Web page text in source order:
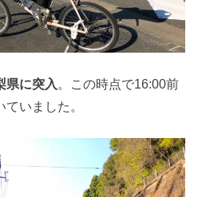
県に突入 。この時点で16:00前
いました。